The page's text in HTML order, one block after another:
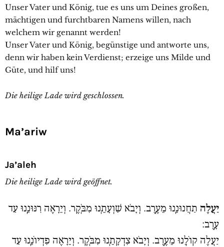
Unser Vater und König, tue es uns um Deines großen,
mächtigen und furchtbaren Namens willen, nach
welchem wir genannt werden!
Unser Vater und König, begünstige und antworte uns,
denn wir haben kein Verdienst; erzeige uns Milde und
Güte, und hilf uns!
Die heilige Lade wird geschlossen.
Ma’ariw
Ja’aleh
Die heilige Lade wird geöffnet.
יַעֲלֶה תַחֲנוּנֵֽנוּ מֵעֶֽרֶב. וְיָבֹא שַׁוְעָתֵֽנוּ מִבֹּֽקֶר. וְיֵרָאֶה רִנּוּנֵֽנוּ עַד
עָֽרֶב:
יַעֲלֶה קוֹלֵֽנוּ מֵעֶֽרֶב. וְיָבֹא צִדְקָתֵֽנוּ מִבֹּֽקֶר. וְיֵרָאֶה פִדְיוֹנֵֽנוּ עַד